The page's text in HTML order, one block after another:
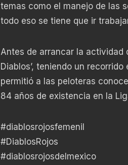
temas como el manejo de las
todo eso se tiene que ir
Antes de arrancar la actividad
Diablos’, teniendo un
permitió a las peloteras
84 años de existencia en la
#diablosrojosfemenil
#DiablosRojos
#diablosrojosdelmexico